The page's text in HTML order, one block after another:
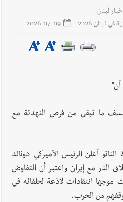
بإسم الرئيس سعد الحريري التعازي
لجرافة للجيش في بلدة المنصوري -
قنبلة صوتية باتجاه جرافة للجيش
ومعلومات أولية عن اصابة أحد
لبنان
لبنان 2026
2026-07-09
أن"
ما تبقى من فرص التهدئة مع
أعلن الرئيس الأميركي دونالد
النار مع إيران واعتبر أن التفاوض
انتقادات لاذعة لحلفائه في
من الحرب.